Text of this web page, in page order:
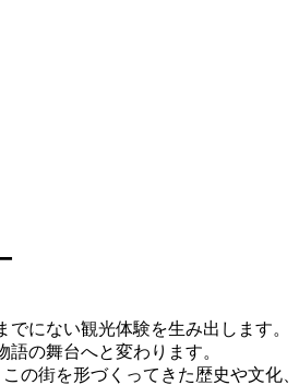
にない観光体験を生み出します。
の舞台へと変わります。
街を形づくってきた歴史や文化